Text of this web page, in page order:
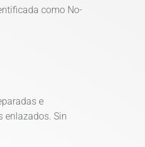
como No-
e
enlazados. Sin